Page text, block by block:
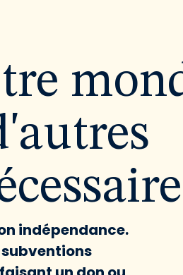
indépendance.